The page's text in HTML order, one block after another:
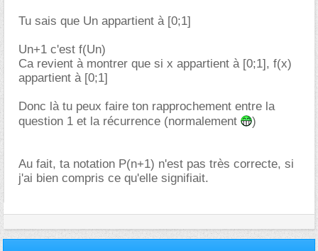
Tu sais que Un appartient à [0;1]
Un+1 c'est f(Un)
Ca revient à montrer que si x appartient à [0;1], f(x)
appartient à [0;1]
Donc là tu peux faire ton rapprochement entre la
question 1 et la récurrence (normalement
)
Au fait, ta notation P(n+1) n'est pas très correcte, si
j'ai bien compris ce qu'elle signifiait.